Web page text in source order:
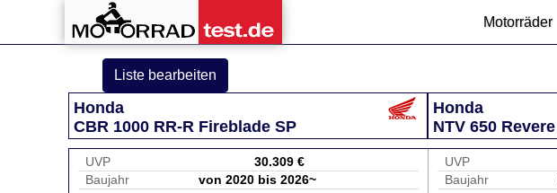
Motorräder
Liste bearbeiten
Honda
CBR 1000 RR-R Fireblade SP
Honda
NTV 650 Revere
UVP
30.309 €
Baujahr
von 2020 bis 2026~
UVP
Baujahr